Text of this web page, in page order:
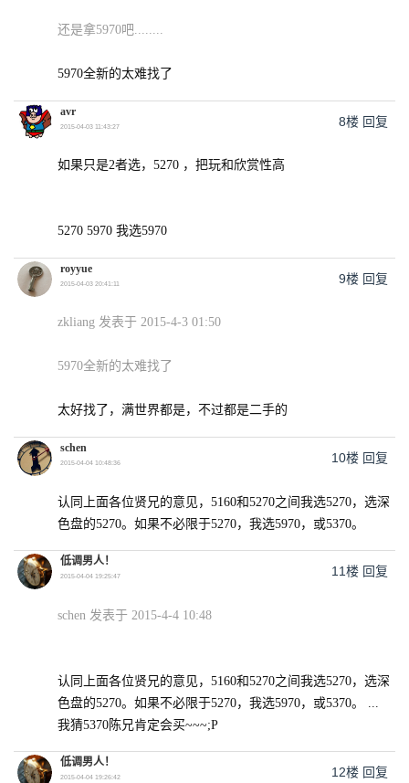
还是拿5970吧........
5970全新的太难找了
avr
2015-04-03 11:43:27 8楼 回复
如果只是2者选，5270 ，把玩和欣赏性高
5270 5970 我选5970
royyue
2015-04-03 20:41:11 9楼 回复
zkliang 发表于 2015-4-3 01:50
5970全新的太难找了
太好找了，满世界都是，不过都是二手的
schen
2015-04-04 10:48:36 10楼 回复
认同上面各位贤兄的意见，5160和5270之间我选5270，选深
色盘的5270。如果不必限于5270，我选5970，或5370。
低调男人！
2015-04-04 19:25:47 11楼 回复
schen 发表于 2015-4-4 10:48
认同上面各位贤兄的意见，5160和5270之间我选5270，选深
色盘的5270。如果不必限于5270，我选5970，或5370。 ...
我猜5370陈兄肯定会买~~~;P
低调男人！
2015-04-04 19:26:42 12楼 回复